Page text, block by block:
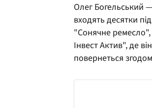
Олег Богельський
входять десятки
"Сонячне ремесло",
Інвест Актив", де
повернеться